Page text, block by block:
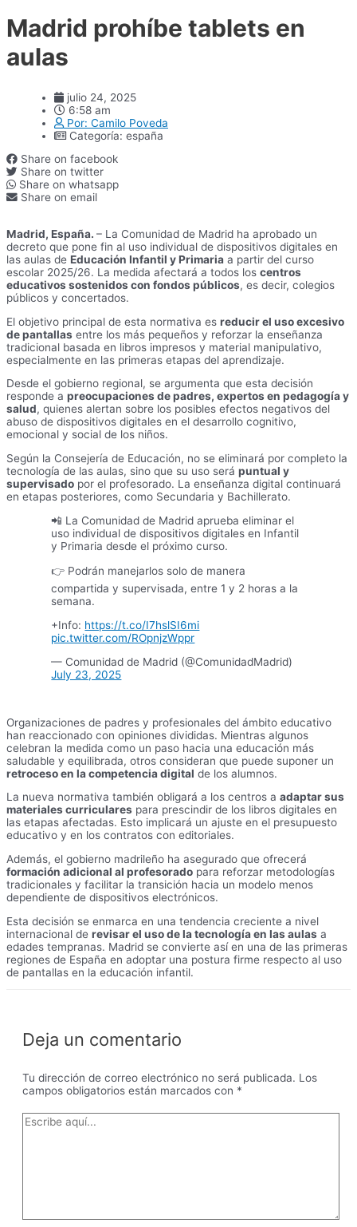
Madrid prohíbe tablets en
aulas
julio 24, 2025
6:58 am
Por: Camilo Poveda
Categoría: españa
Share on facebook
Share on twitter
Share on whatsapp
Share on email
Madrid, España. – La Comunidad de Madrid ha aprobado un
decreto que pone fin al uso individual de dispositivos digitales en
las aulas de Educación Infantil y Primaria a partir del curso
escolar 2025/26. La medida afectará a todos los centros
educativos sostenidos con fondos públicos, es decir, colegios
públicos y concertados.
El objetivo principal de esta normativa es reducir el uso excesivo
de pantallas entre los más pequeños y reforzar la enseñanza
tradicional basada en libros impresos y material manipulativo,
especialmente en las primeras etapas del aprendizaje.
Desde el gobierno regional, se argumenta que esta decisión
responde a preocupaciones de padres, expertos en pedagogía y
salud, quienes alertan sobre los posibles efectos negativos del
abuso de dispositivos digitales en el desarrollo cognitivo,
emocional y social de los niños.
Según la Consejería de Educación, no se eliminará por completo la
tecnología de las aulas, sino que su uso será puntual y
supervisado por el profesorado. La enseñanza digital continuará
en etapas posteriores, como Secundaria y Bachillerato.
📲 La Comunidad de Madrid aprueba eliminar el
uso individual de dispositivos digitales en Infantil
y Primaria desde el próximo curso.
👉 Podrán manejarlos solo de manera
compartida y supervisada, entre 1 y 2 horas a la
semana.
+Info: https://t.co/I7hslSI6mi
pic.twitter.com/ROpnjzWppr
— Comunidad de Madrid (@ComunidadMadrid)
July 23, 2025
Organizaciones de padres y profesionales del ámbito educativo
han reaccionado con opiniones divididas. Mientras algunos
celebran la medida como un paso hacia una educación más
saludable y equilibrada, otros consideran que puede suponer un
retroceso en la competencia digital de los alumnos.
La nueva normativa también obligará a los centros a adaptar sus
materiales curriculares para prescindir de los libros digitales en
las etapas afectadas. Esto implicará un ajuste en el presupuesto
educativo y en los contratos con editoriales.
Además, el gobierno madrileño ha asegurado que ofrecerá
formación adicional al profesorado para reforzar metodologías
tradicionales y facilitar la transición hacia un modelo menos
dependiente de dispositivos electrónicos.
Esta decisión se enmarca en una tendencia creciente a nivel
internacional de revisar el uso de la tecnología en las aulas a
edades tempranas. Madrid se convierte así en una de las primeras
regiones de España en adoptar una postura firme respecto al uso
de pantallas en la educación infantil.
Deja un comentario
Tu dirección de correo electrónico no será publicada. Los
campos obligatorios están marcados con *
Escribe